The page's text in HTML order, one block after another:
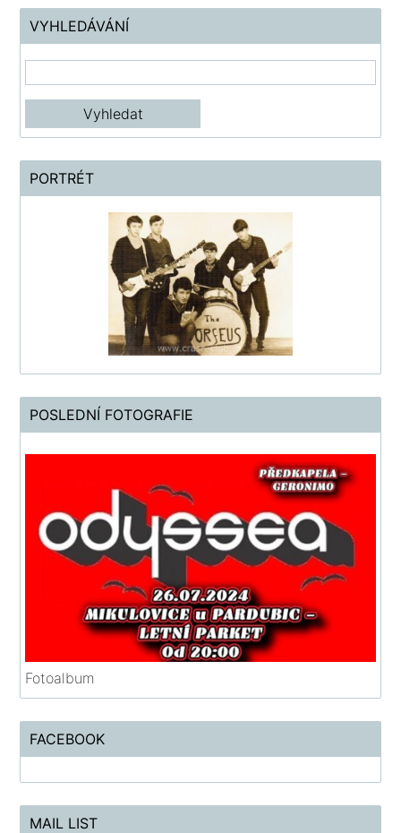
VYHLEDÁVÁNÍ
PORTRÉT
POSLEDNÍ FOTOGRAFIE
Fotoalbum
FACEBOOK
MAIL LIST